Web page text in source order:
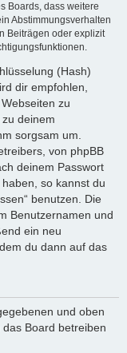
Boards, dass weitere
Abstimmungsverhalten
Beiträgen oder explizit
(Hash)
dir empfohlen,
zu
deinem
sorgsam um.
von phpBB
deinem Passwort
so kannst du
benutzen. Die
Benutzernamen und
ein neu
du dann auf das
und oben
Board betreiben